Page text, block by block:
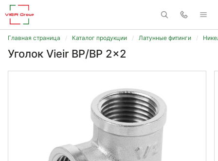
Главная страница Каталог продукции Латунные фитинги
Уголок Vieir ВР/ВР 2x2